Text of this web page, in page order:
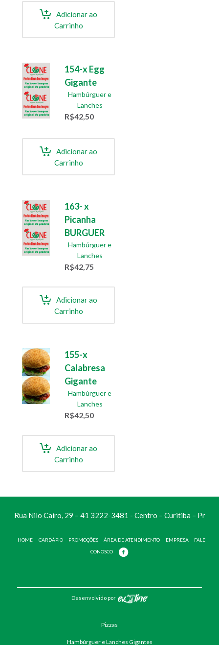
Adicionar ao
Carrinho
154-x Egg
Gigante
Hambúrguer e
Lanches
R$42,50
Adicionar ao
Carrinho
163- x
Picanha
BURGUER
Hambúrguer e
Lanches
R$42,75
Adicionar ao
Carrinho
155-x
Calabresa
Gigante
Hambúrguer e
Lanches
R$42,50
Adicionar ao
Carrinho
Rua Nilo Cairo, 29 – 41 3222-3481 - Centro – Curitiba – Pr
HOME CARDÁPIO PROMOÇÕES ÁREA DE ATENDIMENTO EMPRESA
FALE
CONOSCO
Desenvolvido por
Pizzas
Hambúrguer e Lanches Gigantes